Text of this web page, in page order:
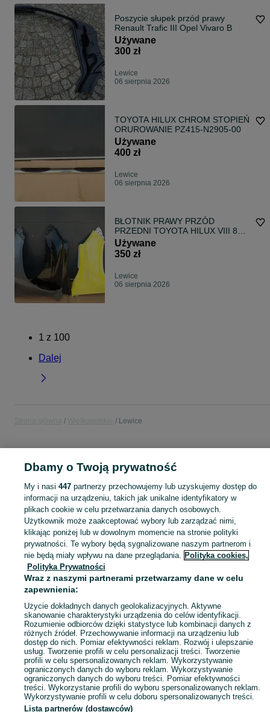
Poszycie słupek przód prawy
Renault Trafic III Opel Vivaro B
Używane
300 zł
Lewice
06 sierpnia 2026
TOYOTA HILUX CHROM STOPIEŃ
ORUROWANIE PZ415-N2905-00
Używane
400 zł
Lewice
06 sierpnia 2026
BŁOTNIK PRAWY PRZÓD
PRZEDNI TOYOTA HILUX VIII 8
15-
Używane
350 zł
Lewice
06 sierpnia 2026
1 z 100
Dalej
Lewice
zbieranie śliwek
Skorzystaj z największego serwisu ogłoszeniowego - Lewice i okolice! Kupuj to, czego pragniesz i sprzedawaj to, czego już nie potrzebujesz! Zobacz
Mapa kategorii
Mapa miejscowości
Mapa ministron
Popularne wyszukiwania
Dbamy o Twoją prywatność
My i nasi 447partnerzy przechowujemy lub uzyskujemy dostęp do
informacji na urządzeniu, takich jak unikalne identyfikatory w
plikach cookie w celu przetwarzania danych osobowych.
Użytkownik może zaakceptować wybory lub zarządzać nimi,
klikając poniżej lub w dowolnym momencie na stronie polityki
prywatności. Te wybory będą sygnalizowane naszym partnerom i
nie będą miały wpływu na dane przeglądania. Polityka cookies,
Polityka Prywatności
Wraz z naszymi partnerami przetwarzamy dane w celu
zapewnienia:
Użycie dokładnych danych geolokalizacyjnych. Aktywne
skanowanie charakterystyki urządzenia do celów identyfikacji.
Rozumienie odbiorców dzięki statystyce lub kombinacji danych z
różnych źródeł. Przechowywanie informacji na urządzeniu lub
dostęp do nich. Pomiar efektywności reklam. Rozwój i ulepszanie
usług. Tworzenie profili w celu personalizacji treści. Tworzenie
profili w celu spersonalizowanych reklam. Wykorzystywanie
ograniczonych danych do wyboru reklam. Wykorzystywanie
ograniczonych danych do wyboru treści. Pomiar efektywności
treści. Wykorzystanie profili do wyboru spersonalizowanych reklam.
Wykorzystywanie profili w celu doboru spersonalizowanych treści.
Lista partnerów (dostawców)